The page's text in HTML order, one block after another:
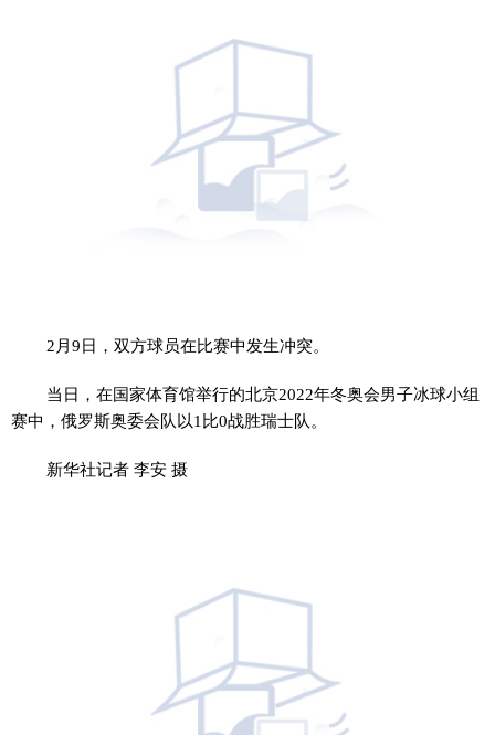
2月9日，双方球员在比赛中发生冲突。
当日，在国家体育馆举行的北京2022年冬奥会男子冰球小组
赛中，俄罗斯奥委会队以1比0战胜瑞士队。
新华社记者 李安 摄